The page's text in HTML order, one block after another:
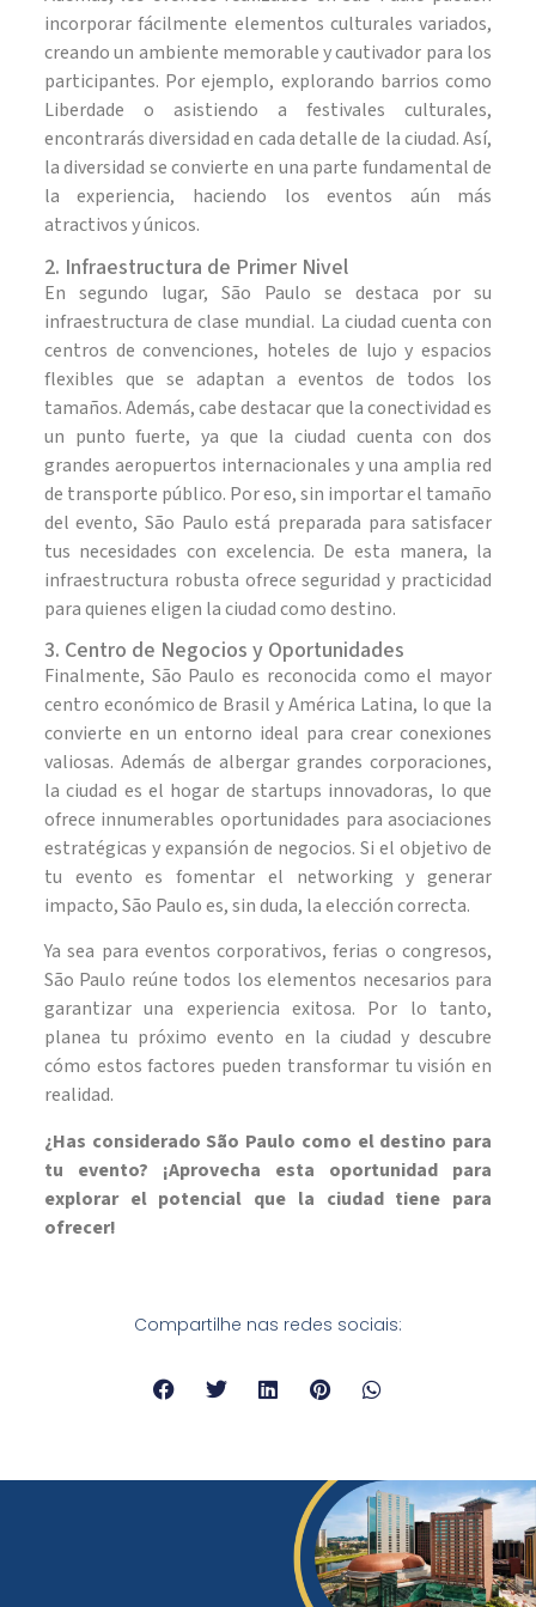
incorporar fácilmente elementos culturales variados,
creando un ambiente memorable y cautivador para los
participantes. Por ejemplo, explorando barrios como
Liberdade o asistiendo a festivales culturales,
encontrarás diversidad en cada detalle de la ciudad. Así,
la diversidad se convierte en una parte fundamental de
la experiencia, haciendo los eventos aún más
atractivos y únicos.
2. Infraestructura de Primer Nivel
En segundo lugar, São Paulo se destaca por su
infraestructura de clase mundial. La ciudad cuenta con
centros de convenciones, hoteles de lujo y espacios
flexibles que se adaptan a eventos de todos los
tamaños. Además, cabe destacar que la conectividad es
un punto fuerte, ya que la ciudad cuenta con dos
grandes aeropuertos internacionales y una amplia red
de transporte público. Por eso, sin importar el tamaño
del evento, São Paulo está preparada para satisfacer
tus necesidades con excelencia. De esta manera, la
infraestructura robusta ofrece seguridad y practicidad
para quienes eligen la ciudad como destino.
3. Centro de Negocios y Oportunidades
Finalmente, São Paulo es reconocida como el mayor
centro económico de Brasil y América Latina, lo que la
convierte en un entorno ideal para crear conexiones
valiosas. Además de albergar grandes corporaciones,
la ciudad es el hogar de startups innovadoras, lo que
ofrece innumerables oportunidades para asociaciones
estratégicas y expansión de negocios. Si el objetivo de
tu evento es fomentar el networking y generar
impacto, São Paulo es, sin duda, la elección correcta.
Ya sea para eventos corporativos, ferias o congresos,
São Paulo reúne todos los elementos necesarios para
garantizar una experiencia exitosa. Por lo tanto,
planea tu próximo evento en la ciudad y descubre
cómo estos factores pueden transformar tu visión en
realidad.
¿Has considerado São Paulo como el destino para
tu evento? ¡Aprovecha esta oportunidad para
explorar el potencial que la ciudad tiene para
ofrecer!
Compartilhe nas redes sociais: